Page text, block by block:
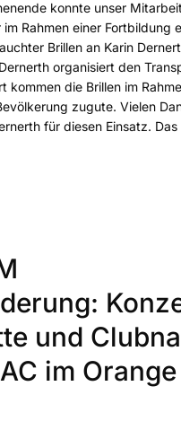
konnte unser
Rahmen einer Fortbildung
Brillen an Karin
organisiert den
kommen die Brillen im
zugute. Vielen
für diesen Einsatz. Das
und
im Orange